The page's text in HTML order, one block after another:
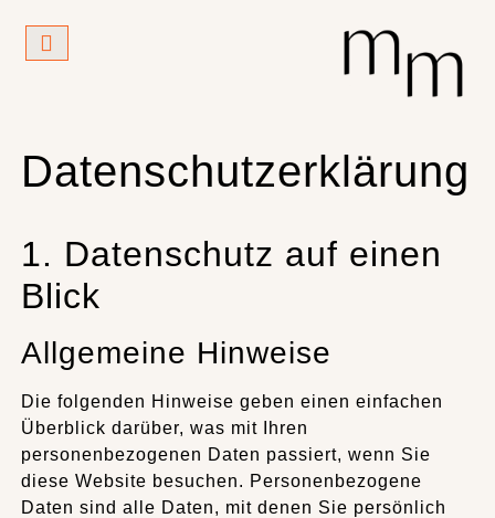
Datenschutzerklärung
1. Datenschutz auf einen
Blick
Allgemeine Hinweise
Die folgenden Hinweise geben einen einfachen
Überblick darüber, was mit Ihren
personenbezogenen Daten passiert, wenn Sie
diese Website besuchen. Personenbezogene
Daten sind alle Daten, mit denen Sie persönlich